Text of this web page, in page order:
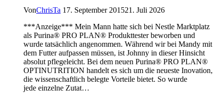
VonChrisTa 17. September 201521. Juli 2026
***Anzeige*** Mein Mann hatte sich bei Nestle Marktplatz
als Purina® PRO PLAN® Produkttester beworben und
wurde tatsächlich angenommen. Während wir bei Mandy mit
dem Futter aufpassen müssen, ist Johnny in dieser Hinsicht
absolut pflegeleicht. Bei dem neuen Purina® PRO PLAN®
OPTINUTRITION handelt es sich um die neueste Inovation,
die wissenschaftlich belegte Vorteile bietet. So wurde
jede einzelne Zutat…